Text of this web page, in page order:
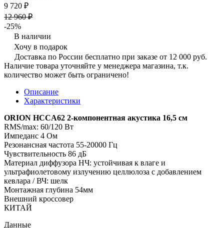
9 720 ₽
12 960 ₽
-25%
В наличии
Хочу в подарок
Доставка по России бесплатно при заказе от 12 000 руб.
Наличие товара уточняйте у менеджера магазина, т.к.
количество может быть ограничено!
Описание
Характеристики
ORION HCCA62 2-компонентная акустика 16,5 см
RMS/max: 60/120 Вт
Импеданс 4 Ом
Резонансная частота 55-20000 Гц
Чувствительность 86 дБ
Материал диффузора НЧ: устойчивая к влаге и
ультрафиолетовому излучению целлюлоза с добавлением
кевлара / ВЧ: шелк
Монтажная глубина 54мм
Внешний кроссовер
КИТАЙ
Данные